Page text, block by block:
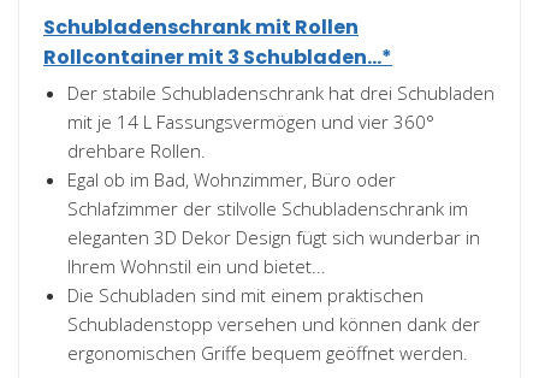
Schubladenschrank mit Rollen
Rollcontainer mit 3 Schubladen...*
Der stabile Schubladenschrank hat drei Schubladen
mit je 14 L Fassungsvermögen und vier 360°
drehbare Rollen.
Egal ob im Bad, Wohnzimmer, Büro oder
Schlafzimmer der stilvolle Schubladenschrank im
eleganten 3D Dekor Design fügt sich wunderbar in
Ihrem Wohnstil ein und bietet...
Die Schubladen sind mit einem praktischen
Schubladenstopp versehen und können dank der
ergonomischen Griffe bequem geöffnet werden.